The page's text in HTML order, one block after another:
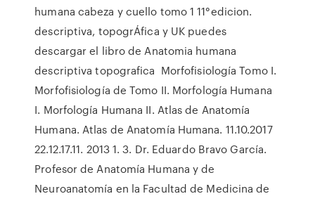
humana cabeza y cuello tomo 1 11°edicion.
descriptiva, topogrÁfica y UK puedes
descargar el libro de Anatomia humana
descriptiva topografica Morfofisiología Tomo I.
Morfofisiología de Tomo II. Morfología Humana
I. Morfología Humana II. Atlas de Anatomía
Humana. Atlas de Anatomía Humana. 11.10.2017
22.12.17.11. 2013 1. 3. Dr. Eduardo Bravo García.
Profesor de Anatomía Humana y de
Neuroanatomía en la Facultad de Medicina de